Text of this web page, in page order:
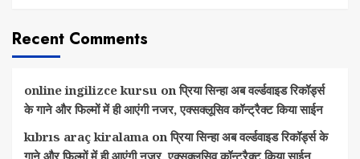
Recent Comments
online ingilizce kursu onप्रिया सिन्हा अब वर्ल्डवाइड रिकॉर्ड्स
के गाने और फिल्मों में ही आएंगी नजर, एक्सक्लूसिव कॉन्ट्रैक्ट किया साईन
kıbrıs araç kiralama onप्रिया सिन्हा अब वर्ल्डवाइड रिकॉर्ड्स के
गाने और फिल्मों में ही आएंगी नजर, एक्सक्लूसिव कॉन्ट्रैक्ट किया साईन